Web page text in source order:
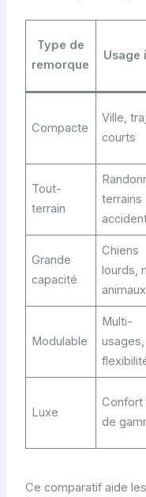
Type de
remorque
Usage
Compacte
Ville,
courts
Tout-
terrain
terrains
Grande
capacité
Chiens
lourds,
animaux
Modulable
Multi-
usages,
Luxe
Confort
de
Ce comparatif aide